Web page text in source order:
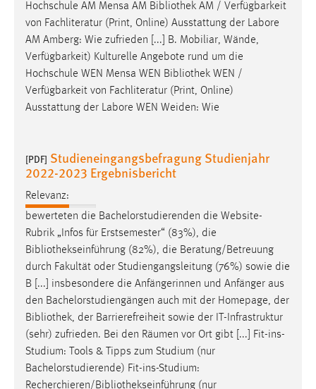
Hochschule AM Mensa AM Bibliothek AM / Verfügbarkeit
von Fachliteratur (Print, Online) Ausstattung der Labore
AM Amberg: Wie zufrieden [...] B. Mobiliar, Wände,
Verfügbarkeit) Kulturelle Angebote rund um die
Hochschule WEN Mensa WEN Bibliothek WEN /
Verfügbarkeit von Fachliteratur (Print, Online)
Ausstattung der Labore WEN Weiden: Wie
[PDF] Studieneingangsbefragung Studienjahr
2022-2023 Ergebnisbericht
Relevanz:
bewerteten die Bachelorstudierenden die Website-
Rubrik „Infos für Erstsemester“ (83%), die
Bibliothekseinführung (82%), die Beratung/Betreuung
durch Fakultät oder Studiengangsleitung (76%) sowie die
B [...] insbesondere die Anfängerinnen und Anfänger aus
den Bachelorstudiengängen auch mit der Homepage, der
Bibliothek, der Barrierefreiheit sowie der IT-Infrastruktur
(sehr) zufrieden. Bei den Räumen vor Ort gibt [...] Fit-ins-
Studium: Tools & Tipps zum Studium (nur
Bachelorstudierende) Fit-ins-Studium:
Recherchieren/Bibliothekseinführung (nur